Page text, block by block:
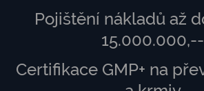
Pojištění nákladů až
Certifikace GMP+ na